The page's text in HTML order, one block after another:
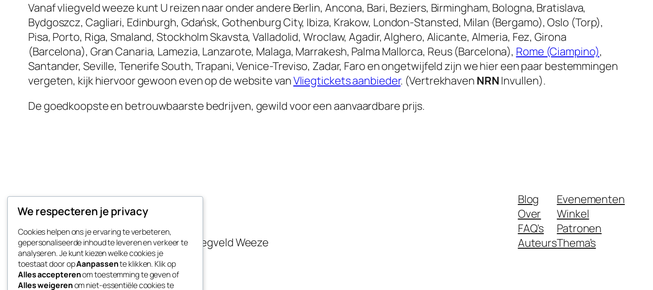
Vanaf vliegveld weeze kunt U reizen naar onder andere Berlin, Ancona, Bari, Beziers, Birmingham, Bologna, Bratislava,
Bydgoszcz, Cagliari, Edinburgh, Gdańsk, Gothenburg City, Ibiza, Krakow, London-Stansted, Milan (Bergamo), Oslo (Torp),
Pisa, Porto, Riga, Smaland, Stockholm Skavsta, Valladolid, Wroclaw, Agadir, Alghero, Alicante, Almeria, Fez, Girona
(Barcelona), Gran Canaria, Lamezia, Lanzarote, Malaga, Marrakesh, Palma Mallorca, Reus (Barcelona), Rome (Ciampino),
Santander, Seville, Tenerife South, Trapani, Venice-Treviso, Zadar, Faro en ongetwijfeld zijn we hier een paar bestemmingen
vergeten, kijk hiervoor gewoon even op de website vanVliegtickets aanbieder. (Vertrekhaven NRNInvullen).
De goedkoopste en betrouwbaarste bedrijven, gewild voor een aanvaardbare prijs.
Taxi naar Weeze
Goedkope vliegveld transfer naar Vliegveld Weeze
Blog
Over
FAQ's
Auteurs
Evenementen
Winkel
Patronen
Thema’s
We respecteren je privacy
Cookies helpen ons je ervaring te verbeteren,
gepersonaliseerde inhoud te leveren en verkeer te
analyseren. Je kunt kiezen welke cookies je
toestaat door opAanpassente klikken. Klik op
Alles accepterenom toestemming te geven of
Alles weigerenom niet-essentiële cookies te